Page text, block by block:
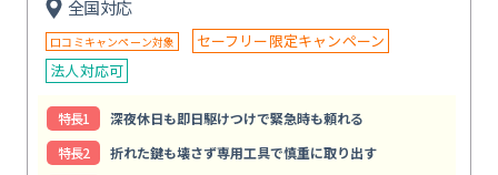
全国対応
口コミキャンペーン対象
セーフリー限定キャンペーン
法人対応可
特⻑1
深夜休日も即日駆けつけで緊急時も頼れる
特⻑2
折れた鍵も壊さず専用工具で慎重に取り出す